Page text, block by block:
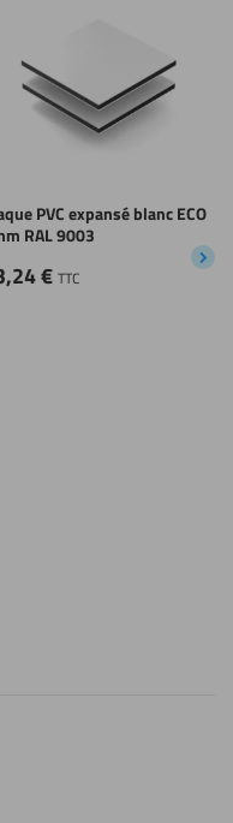
PVC expansé blanc ECO
RAL 9003
€ TTC